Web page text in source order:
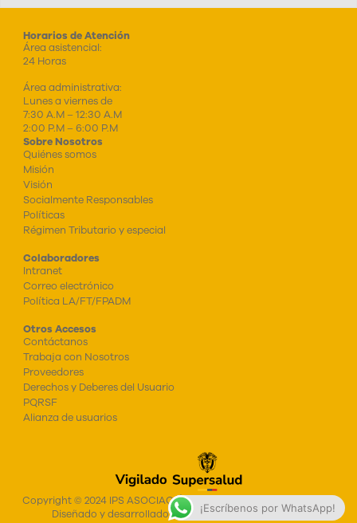
Horarios de Atención
Área asistencial:
24 Horas
Área administrativa:
Lunes a viernes de
7:30 A.M – 12:30 A.M
2:00 P.M – 6:00 P.M
Sobre Nosotros
Quiénes somos
Misión
Visión
Socialmente Responsables
Políticas
Régimen Tributario y especial
Colaboradores
Intranet
Correo electrónico
Política LA/FT/FPADM
Otros Accesos
Contáctanos
Trabaja con Nosotros
Proveedores
Derechos y Deberes del Usuario
PQRSF
Alianza de usuarios
Copyright © 2024 IPS ASOCIACIÓN NIN@S DE PAPEL COLOMBIA,
Diseñado y desarrollado por AGENCIA GUIDOULLOA
¡Escríbenos por WhatsApp!